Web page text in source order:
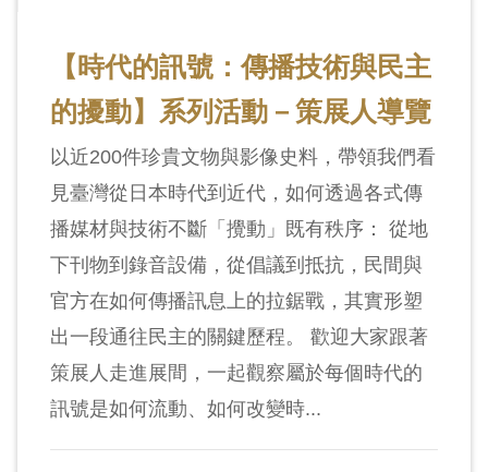
【時代的訊號：傳播技術與民主
的擾動】系列活動－策展人導覽
以近200件珍貴文物與影像史料，帶領我們看
見臺灣從日本時代到近代，如何透過各式傳
播媒材與技術不斷「攪動」既有秩序： 從地
下刊物到錄音設備，從倡議到抵抗，民間與
官方在如何傳播訊息上的拉鋸戰，其實形塑
出一段通往民主的關鍵歷程。 歡迎大家跟著
策展人走進展間，一起觀察屬於每個時代的
訊號是如何流動、如何改變時...